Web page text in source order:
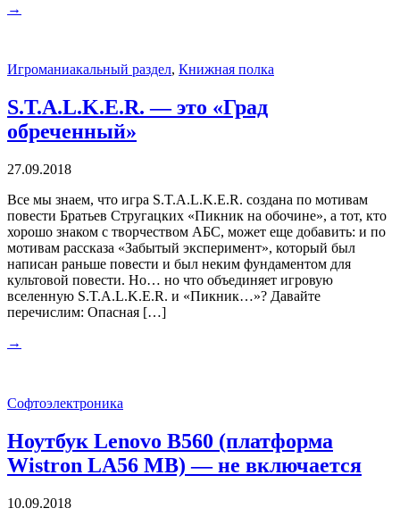
→
Игроманиакальный раздел, Книжная полка
S.T.A.L.K.E.R. — это «Град
обреченный»
27.09.2018
Все мы знаем, что игра S.T.A.L.K.E.R. создана по мотивам
повести Братьев Стругацких «Пикник на обочине», а тот, кто
хорошо знаком с творчеством АБС, может еще добавить: и по
мотивам рассказа «Забытый эксперимент», который был
написан раньше повести и был неким фундаментом для
культовой повести. Но… но что объединяет игровую
вселенную S.T.A.L.K.E.R. и «Пикник…»? Давайте
перечислим: Опасная […]
→
Софтоэлектроника
Ноутбук Lenovo B560 (платформа
Wistron LA56 MB) — не включается
10.09.2018